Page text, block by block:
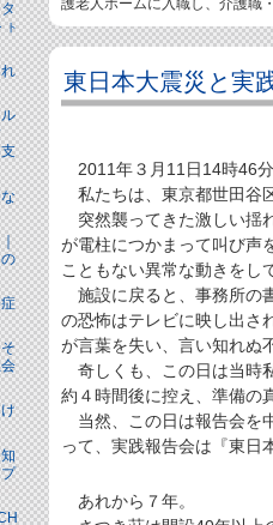
ト
護老人ホームに入職し、介護職
東日本大震災と実
2011年３月11日14時46分
私たちは、東京都世田谷
突然襲ってきた激しい揺
が電柱につかまって叫び声
こともない異常な動きをし
施設に戻ると、事務所の
の恐怖はテレビに映し出さ
が言葉を失い、言い知れぬ
奇しくも、この日は当時
約４時間後に控え、準備の
当然、この日は報告会を
って、実践報告会は『東日
あれから７年。